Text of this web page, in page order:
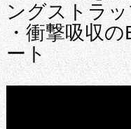
ングストラ
・衝撃吸収
ート